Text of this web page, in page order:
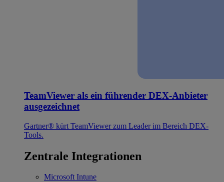
TeamViewer als ein führender DEX-Anbieter
ausgezeichnet
Gartner® kürt TeamViewer zum Leader im Bereich DEX-
Tools.
Zentrale Integrationen
Microsoft Intune